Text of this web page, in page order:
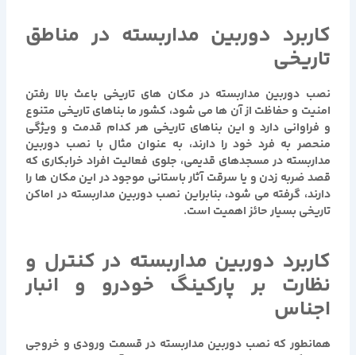
کاربرد دوربین مداربسته در مناطق
تاریخی
نصب دوربین مداربسته در مکان های تاریخی باعث بالا رفتن
امنیت و حفاظت از آن ها می شود، کشور ما بناهای تاریخی متنوع
و فراوانی دارد و این بناهای تاریخی هر کدام قدمت و ویژگی
منحصر به فرد خود را دارند، به عنوان مثال با نصب دوربین
مداربسته در مسجدهای قدیمی، جلوی فعالیت افراد خرابکاری که
قصد ضربه زدن و یا سرقت آثار باستانی موجود در این مکان ها را
دارند، گرفته می شود، بنابراین نصب دوربین مداربسته در اماکن
تاریخی بسیار حائز اهمیت است.
کاربرد دوربین مداربسته در کنترل و
نظارت بر پارکینگ خودرو و انبار
اجناس
همانطور که نصب دوربین مداربسته در قسمت ورودی و خروجی